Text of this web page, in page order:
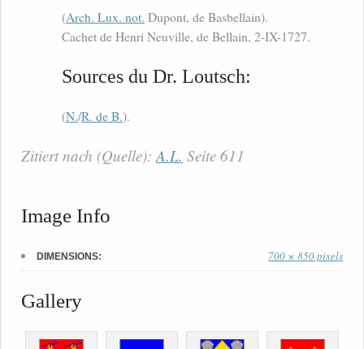
(Arch. Lux. not. Dupont, de Basbellain).
Cachet de Henri Neuville, de Bellain, 2-IX-1727.
Sources du Dr. Loutsch:
(N./R. de B.).
Zitiert nach (Quelle): A.L. Seite 611
Image Info
DIMENSIONS: 700 × 850 pixels
Gallery